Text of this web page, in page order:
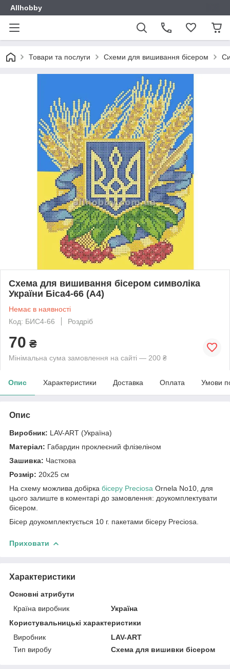
Allhobby
Товари та послуги Схеми для вишивання бісером
Схема для вишивання бісером символіка
України Біса4-66 (А4)
Немає в наявності
Код: БИС4-66
Роздріб
70 ₴
Мінімальна сума замовлення на сайті — 200 ₴
Опис Характеристики Доставка Оплата Умови
Опис
Виробник: LAV-ART (Україна)
Матеріал: Габардин проклеєний флізеліном
Зашивка: Часткова
Розмір: 20х25 см
На схему можлива добірка бісеру Preciosa Ornela No10, для
цього залиште в коментарі до замовлення: доукомплектувати
бісером.
Бісер доукомплектується 10 г. пакетами бісеру Preciosa.
Приховати
Характеристики
Основні атрибути
Країна виробник
Україна
Користувальницькі характеристики
Виробник
LAV-ART
Тип виробу
Схема для вишивки бісером